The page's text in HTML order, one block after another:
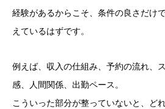
経験があるからこそ、条件の良さだけ
えているはずです。
例えば、収入の仕組み、予約の流れ、
感、人間関係、出勤ペース。
こういった部分が整っていないと、ど